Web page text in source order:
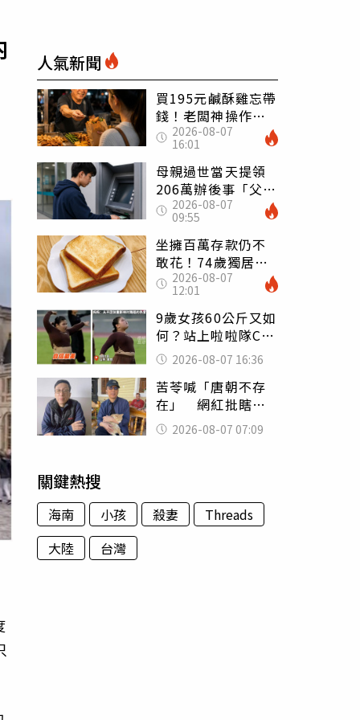
人氣新聞
買195元鹹酥雞忘帶
錢！老闆神操作
「倒找5元」 全網
看哭：這就是台灣
2026-08-07
16:01
母親過世當天提領
206萬辦後事「父子
遭判刑」 律師：
搶錢先下手是罪
2026-08-07
09:55
坐擁百萬存款仍不
敢花！74歲獨居翁
「1餐只吃1片吐
司」 半年後暴瘦
嚇壞女兒
2026-08-07
12:01
9歲女孩60公斤又如
何？站上啦啦隊C位
驚艷全場 千萬網
友被圈粉
2026-08-07 16:36
苦苓喊「唐朝不存
在」 網紅批瞎編
歷史：李白、杜甫
用鮮卑文寫詩？
2026-08-07 07:09
關鍵熱搜
海南 小孩 殺妻
Threads
大陸
台灣